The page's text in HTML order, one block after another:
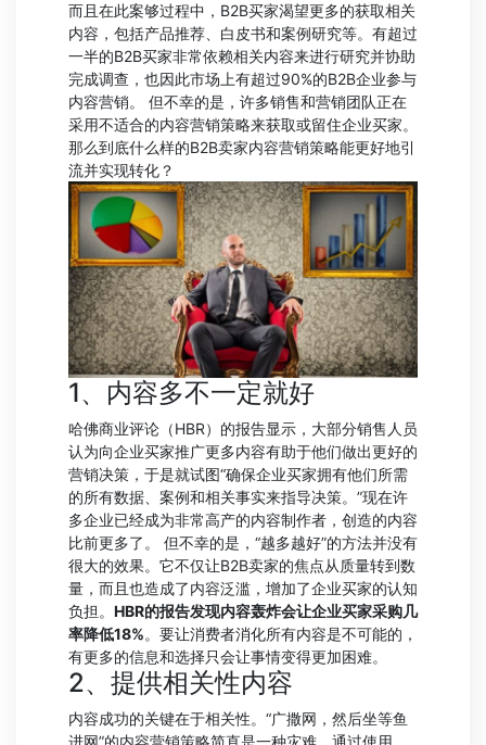
而且在此案够过程中，B2B买家渴望更多的获取相关
内容，包括产品推荐、白皮书和案例研究等。有超过
一半的B2B买家非常依赖相关内容来进行研究并协助
完成调查，也因此市场上有超过90%的B2B企业参与
内容营销。 但不幸的是，许多销售和营销团队正在
采用不适合的内容营销策略来获取或留住企业买家。
那么到底什么样的B2B卖家内容营销策略能更好地引
流并实现转化？
1、内容多不一定就好
哈佛商业评论（HBR）的报告显示，大部分销售人员
认为向企业买家推广更多内容有助于他们做出更好的
营销决策，于是就试图“确保企业买家拥有他们所需
的所有数据、案例和相关事实来指导决策。”现在许
多企业已经成为非常高产的内容制作者，创造的内容
比前更多了。 但不幸的是，“越多越好”的方法并没有
很大的效果。它不仅让B2B卖家的焦点从质量转到数
量，而且也造成了内容泛滥，增加了企业买家的认知
负担。 HBR的报告发现内容轰炸会让企业买家采购几
率降低18%。要让消费者消化所有内容是不可能的，
有更多的信息和选择只会让事情变得更加困难。
2、提供相关性内容
内容成功的关键在于相关性。“广撒网，然后坐等鱼